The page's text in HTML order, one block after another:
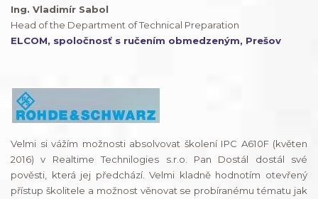
Ing. Vladimír Sabol
Head of the Department of Technical Preparation
ELCOM, spoločnosť s ručením obmedzeným, Prešov
Velmi si vážím možnosti absolvovat školení IPC A610F (květen
2016) v Realtime Technilogies s.r.o. Pan Dostál dostál své
pověsti, která jej předchází. Velmi kladně hodnotím otevřený
přístup školitele a možnost věnovat se probíranému tématu jak